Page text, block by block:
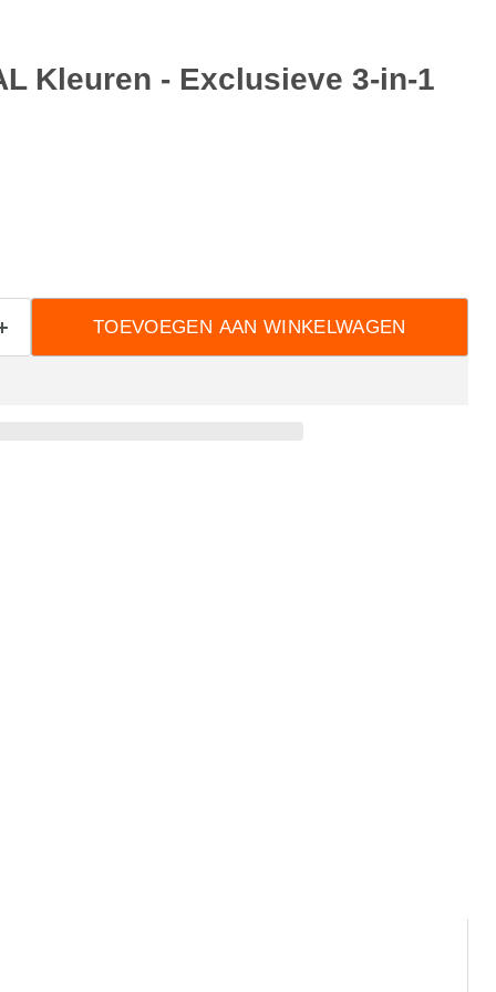
Kleuren - Exclusieve 3-in-1
TOEVOEGEN AAN WINKELWAGEN